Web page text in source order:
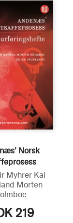
Norsk
Myhrer Kai
Morten
219